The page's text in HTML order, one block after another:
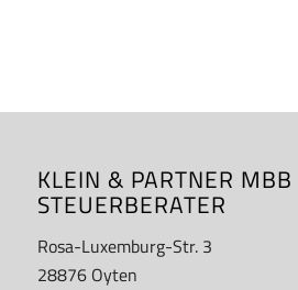
KLEIN & PARTNER MBB
STEUERBERATER
Rosa-Luxemburg-Str. 3
28876 Oyten